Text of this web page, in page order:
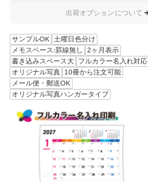
出荷オプションについて
サンプルOK 土曜日色分け
メモスペース:罫線無し
2ヶ月表示
書き込みスペース大
フルカラー名入れ対応
オリジナル写真 10冊から注文可能
メール便・郵送OK
オリジナル写真ハンガータイプ